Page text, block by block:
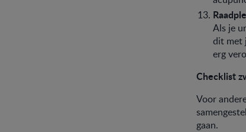
Als je
dit met
erg
Checklist
Voor
gaan.